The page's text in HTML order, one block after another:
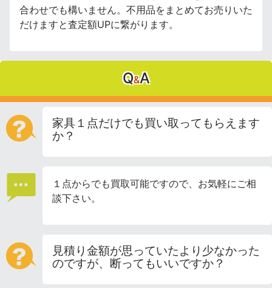
合わせでも構いません。不用品をまとめてお売りいた
だけますと査定額UPに繋がります。
Q&A
家具１点だけでも買い取ってもらえます
か？
１点からでも買取可能ですので、お気軽にご相
談下さい。
見積り金額が思っていたより少なかった
のですが、断ってもいいですか？